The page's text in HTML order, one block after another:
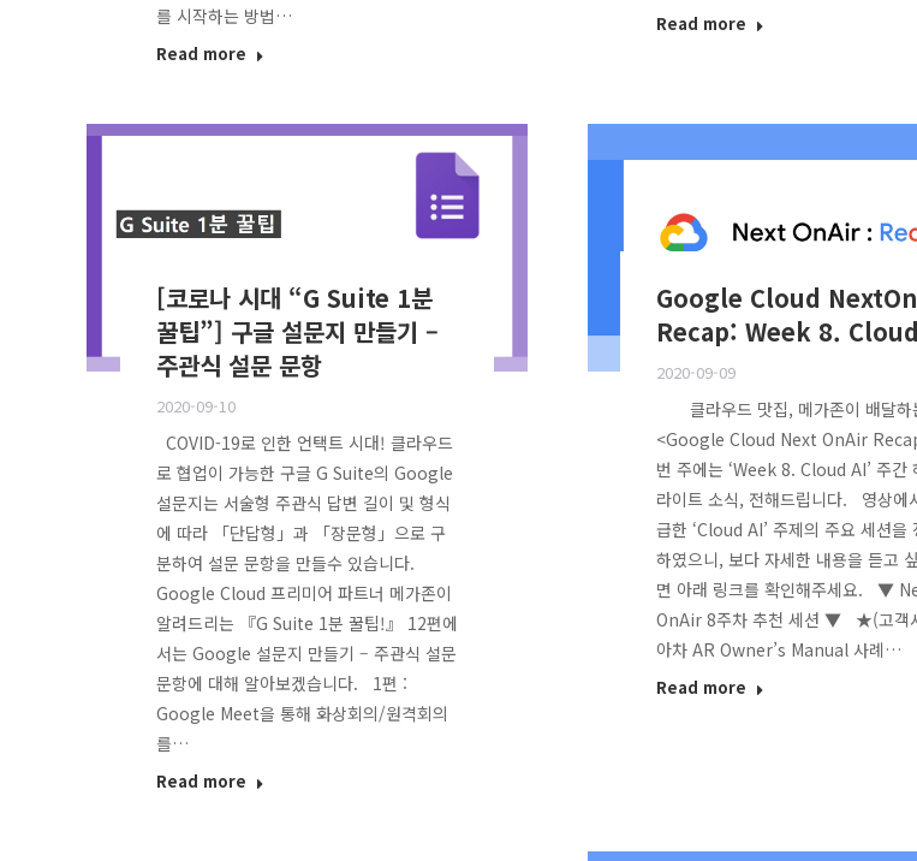
를 시작하는 방법…
Read more
Read more
[코로나 시대 “G Suite 1분
꿀팁”] 구글 설문지 만들기 –
주관식 설문 문항
2020-09-10
COVID-19로 인한 언택트 시대! 클라우드
로 협업이 가능한 구글 G Suite의 Google
설문지는 서술형 주관식 답변 길이 및 형식
에 따라 「단답형」과 「장문형」으로 구
분하여 설문 문항을 만들수 있습니다.
Google Cloud 프리미어 파트너 메가존이
알려드리는 『G Suite 1분 꿀팁!』 12편에
서는 Google 설문지 만들기 – 주관식 설문
문항에 대해 알아보겠습니다. 1편 :
Google Meet을 통해 화상회의/원격회의
를…
Read more
Google Cloud
Recap: Week 8.
2020-09-09
클라우드 맛집, 메가존이 배달하
<Google Cloud Next OnAir
번 주에는 ‘Week 8. Cloud AI’ 주간
라이트 소식, 전해드립니다. 영상에
급한 ‘Cloud AI’ 주제의 주요 세션을
하였으니, 보다 자세한 내용을 듣고
면 아래 링크를 확인해주세요. ▼
OnAir 8주차 추천 세션 ▼ ★(고객
아차 AR Owner’s Manual 사례…
Read more